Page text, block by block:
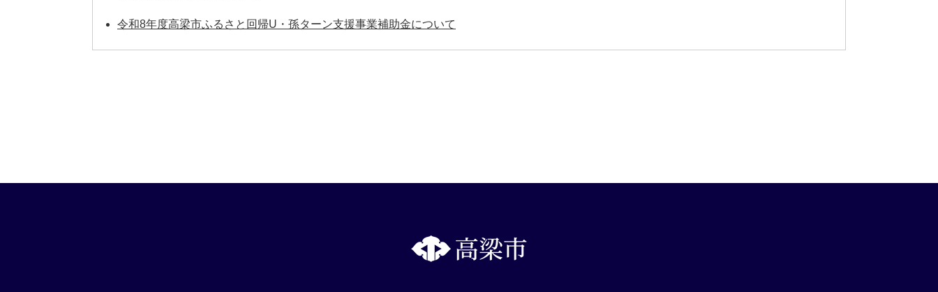
令和8年度高梁市ふるさと回帰U・孫ターン支援事業補助金について